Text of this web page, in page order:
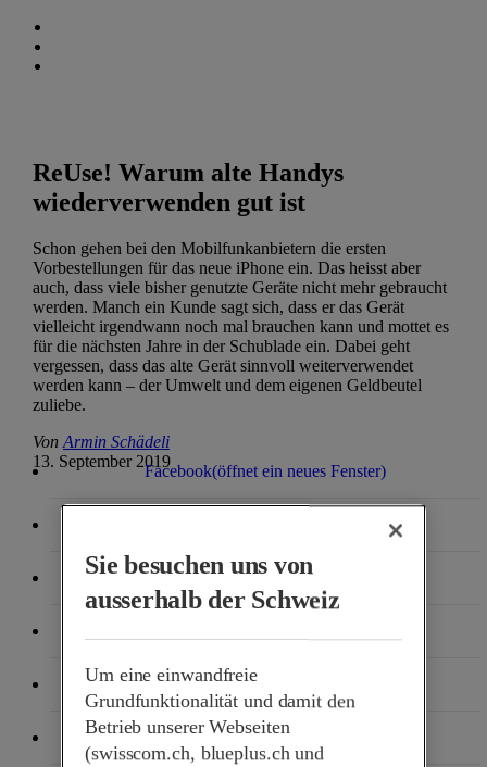
ReUse! Warum alte Handys
wiederverwenden gut ist
Schon gehen bei den Mobilfunkanbietern die ersten
Vorbestellungen für das neue iPhone ein. Das heisst aber
auch, dass viele bisher genutzte Geräte nicht mehr gebraucht
werden. Manch ein Kunde sagt sich, dass er das Gerät
vielleicht irgendwann noch mal brauchen kann und mottet es
für die nächsten Jahre in der Schublade ein. Dabei geht
vergessen, dass das alte Gerät sinnvoll weiterverwendet
werden kann – der Umwelt und dem eigenen Geldbeutel
zuliebe.
Von Armin Schädeli
13. September 2019
Facebook(öffnet ein neues Fenster)
Linkedin(öffnet ein neues Fenster)
WhatsApp(öffnet ein neues Fenster)
E-Mail
Sie besuchen uns von
ausserhalb der Schweiz
Um eine einwandfreie
Grundfunktionalität und damit den
Betrieb unserer Webseiten
(swisscom.ch, blueplus.ch und